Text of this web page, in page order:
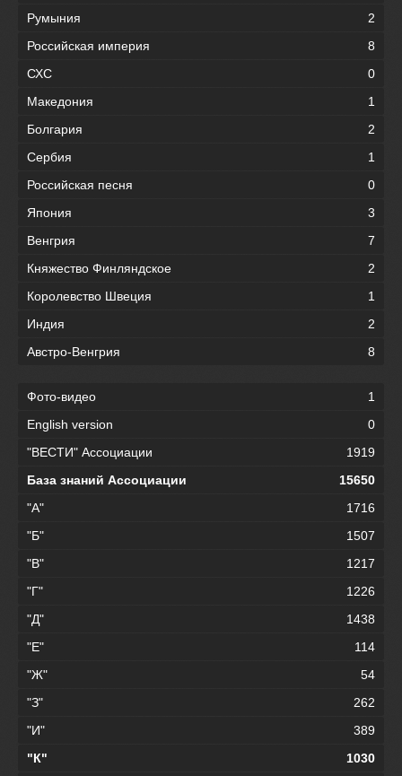
Румыния
2
Российская империя
8
СХС
0
Македония
1
Болгария
2
Сербия
1
Российская песня
0
Япония
3
Венгрия
7
Княжество Финляндское
2
Королевство Швеция
1
Индия
2
Австро-Венгрия
8
Фото-видео
1
English version
0
"ВЕСТИ" Ассоциации
1919
База знаний Ассоциации
15650
"А"
1716
"Б"
1507
"В"
1217
"Г"
1226
"Д"
1438
"Е"
114
"Ж"
54
"З"
262
"И"
389
"К"
1030